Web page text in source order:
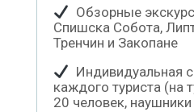
Обзорные
Спишска Собота,
Тренчин и Закопане
Индивидуальная
каждого туриста (на
20 человек,